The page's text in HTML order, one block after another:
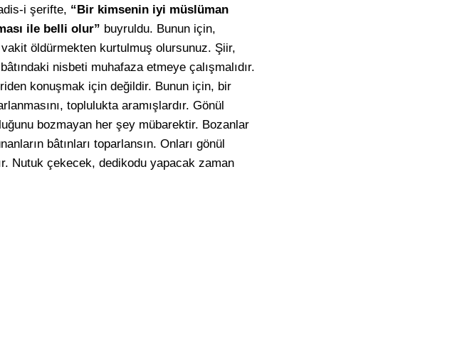
i şerifte, “Bir kimsenin iyi müslüman
ile belli olur” buyruldu. Bunun için,
öldürmekten kurtulmuş olursunuz. Şiir,
nisbeti muhafaza etmeye çalışmalıdır.
konuşmak için değildir. Bunun için, bir
toplulukta aramışlardır. Gönül
bozmayan her şey mübarektir. Bozanlar
bâtınları toparlansın. Onları gönül
Nutuk çekecek, dedikodu yapacak zaman